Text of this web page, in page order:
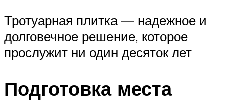
Тротуарная плитка — надежное и
долговечное решение, которое
прослужит ни один десяток лет
Подготовка места